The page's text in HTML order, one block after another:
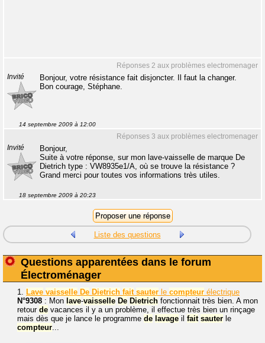
Réponses 2 aux problèmes electromenager
Invité
Bonjour, votre résistance fait disjoncter. Il faut la changer.
Bon courage, Stéphane.
14 septembre 2009 à 12:00
Réponses 3 aux problèmes electromenager
Invité
Bonjour,
Suite à votre réponse, sur mon lave-vaisselle de marque De
Dietrich type : VW8935e1/A, où se trouve la résistance ?
Grand merci pour toutes vos informations très utiles.
18 septembre 2009 à 20:23
Liste des questions
Questions apparentées dans le forum
Électroménager
1. Lave vaisselle De Dietrich fait sauter le compteur électrique
N°9308 : Mon lave-vaisselle De Dietrich fonctionnait très bien. A mon
retour de vacances il y a un problème, il effectue très bien un rinçage
mais dès que je lance le programme de lavage il fait sauter le
compteur...